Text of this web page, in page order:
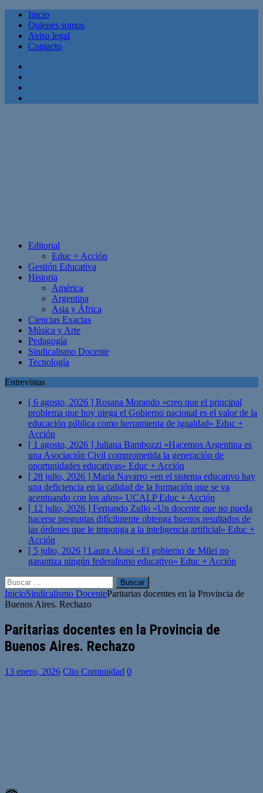
Inicio
Quienes somos
Aviso legal
Contacto
Editorial
Educ + Acción
Gestión Educativa
Historia
América
Argentina
Asia y África
Ciencias Exactas
Música y Arte
Pedagogía
Sindicalismo Docente
Tecnología
Entrevistas
[ 6 agosto, 2026 ] Rosana Morando «creo que el principal
problema que hoy niega el Gobierno nacional es el valor de la
educación pública como herramienta de igualdad» Educ +
Acción
[ 1 agosto, 2026 ] Juliana Bambozzi «Hacemos Argentina es
una Asociación Civil comprometida la generación de
oportunidades educativas» Educ + Acción
[ 28 julio, 2026 ] María Navarro «en el sistema educativo hay
una deficiencia en la calidad de la formación que se va
acentuando con los años» UCALPEduc + Acción
[ 12 julio, 2026 ] Fernando Zullo «Un docente que no pueda
hacerse preguntas difícilmente obtenga buenos resultados de
las órdenes que le imponga a la inteligencia artificial» Educ +
Acción
[ 5 julio, 2026 ] Laura Aloisi «El gobierno de Milei no
garantiza ningún federalismo educativo» Educ + Acción
Buscar:
InicioSindicalismo DocenteParitarias docentes en la Provincia de
Buenos Aires. Rechazo
Paritarias docentes en la Provincia de
Buenos Aires. Rechazo
13 enero, 2026 Clio Comunidad 0